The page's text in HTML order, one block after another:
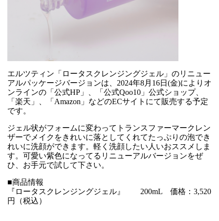
エルツティン「ロータスクレンジングジェル」のリニュー
アルパッケージバージョンは、2024年8月16日(金)によりオ
ンラインの「公式HP」、「公式Qoo10」公式ショップ、
「楽天」、「Amazon」などのECサイトにて販売する予定
です。
ジェル状がフォームに変わってトランスファーマークレン
ザーでメイクをきれいに落としてくれてたっぷりの泡でき
れいに洗顔ができます。軽く洗顔したい人いおススメしま
す。可愛い紫色になってるリニューアルバージョンをぜ
ひ、お手元で試して下さい。
■商品情報
『ロータスクレンジングジェル』 200mL 価格：3,520
円（税込）